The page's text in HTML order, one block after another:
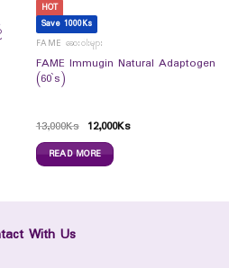
HOT
Save 1000Ks
FAME ဆေးဝါးများ
FAME Immugin Natural Adaptogen
(60`s)
13,000Ks 12,000Ks
READ MORE
With Us